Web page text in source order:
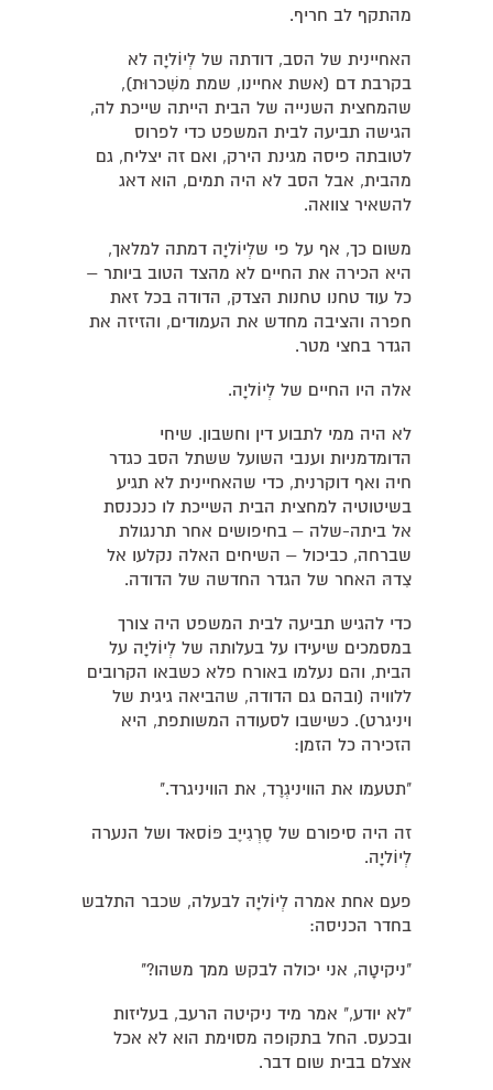
מהתקף לב חריף.
האחיינית של הסב, דודתה של לְיוֹליָה לא
בקרבת דם (אשת אחיינו, שמת משִׁכרוּת),
שהמחצית השנייה של הבית הייתה שייכת לה,
הגישה תביעה לבית המשפט כדי לפרוס
לטובתה פיסה מגינת הירק, ואם זה יצליח, גם
מהבית, אבל הסב לא היה תמים, הוא דאג
להשאיר צוואה.
משום כך, אף על פי שלְיוֹליָה דמתה למלאך,
היא הכירה את החיים לא מהצד הטוב ביותר –
כל עוד טחנו טחנות הצדק, הדודה בכל זאת
חפרה והציבה מחדש את העמודים, והזיזה את
הגדר בחצי מטר.
אלה היו החיים של לְיוֹליָה.
לא היה ממי לתבוע דין וחשבון. שיחי
הדומדמניות וענבי השועל ששתל הסב כגדר
חיה ואף דוקרנית, כדי שהאחיינית לא תגיע
בשיטוטיה למחצית הבית השייכת לו כנכנסת
אל ביתה-שלה – בחיפושים אחר תרנגולת
שברחה, כביכול – השיחים האלה נקלעו אל
צִדהּ האחר של הגדר החדשה של הדודה.
כדי להגיש תביעה לבית המשפט היה צורך
במסמכים שיעידו על בעלותה של לְיוֹליָה על
הבית, והם נעלמו באורח פלא כשבאו הקרובים
ללוויה (ובהם גם הדודה, שהביאה גיגית של
ויניגרט). כשישבו לסעודה המשותפת, היא
הזכירה כל הזמן:
"תטעמו את הוויניגְרֶד, את הוויניגרד."
זה היה סיפורם של סֶרְגִייֶב פּוֹסאד ושל הנערה
לְיוֹליָה.
פעם אחת אמרה לְיוֹליָה לבעלה, שכבר התלבש
בחדר הכניסה:
"ניקיטָה, אני יכולה לבקש ממך משהו?"
"לא יודע," אמר מיד ניקיטה הרעב, בעליזות
ובכעס. החל בתקופה מסוימת הוא לא אכל
אצלם בבית שום דבר.